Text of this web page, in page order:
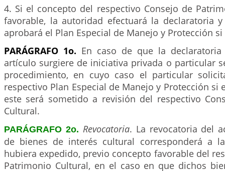
4. Si el concepto del respectivo Consejo de
favorable, la autoridad efectuará la declaratoria
aprobará el Plan Especial de Manejo y Protección
PARÁGRAFO 1o. En caso de que la
artículo surgiere de iniciativa privada o particular
procedimiento, en cuyo caso el particular
respectivo Plan Especial de Manejo y Protección si
este será sometido a revisión del respectivo
Cultural.
PARÁGRAFO 2o. Revocatoria. La revocatoria del
de bienes de interés cultural corresponderá a
hubiera expedido, previo concepto favorable del
Patrimonio Cultural, en el caso en que dichos